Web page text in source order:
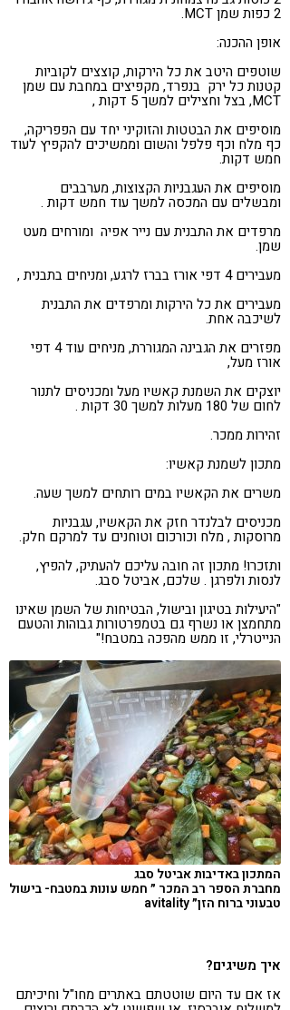
2 כפות שמן MCT
.
אופן ההכנה:
שוטפים היטב את כל הירקות, קוצצים לקוביות
קטנות כל ירק בנפרד,מקפיצים במחבת עם שמן
MCT, בצל וחצילים למשך 5 דקות
,
מוסיפים את הבטטות והזוקיני יחד עם הפפריקה,
כף מלח וכף פלפל והשום וממשיכים להקפיץ לעוד
חמש דקות.
מוסיפים את העגבניות הקצוצות, מערבבים
ומבשלים עם המכסה למשך עוד חמש דקות .
מרפדים את התבנית עם נייר אפיה ומורחים מעט
שמן.
מעבירים 4 דפי אורז בברז לרגע, ומניחים בתבנית
,
מעבירים את כל הירקות ומרפדים את התבנית
לשיכבה אחת.
מפזרים את הגבינה המגוררת, מניחים עוד 4 דפי
אורז מעל,
יוצקים את השמנת קאשיו מעל ומכניסים לתנור
לחום של 180 מעלות למשך 30 דקות
.
זהירות ממכר.
מתכון לשמנת קאשיו:
משרים את הקאשיו במים רותחים למשך שעה.
מכניסים לבלנדר חזק את הקאשיו, עגבניות
מרוסקות , מלח וכורכום וטוחנים עד למרקם חלק.
ותזכרו! מתכון זה חובה עליכם להעתיק, להפיץ,
לנסות ולפרגן . שלכם, אביטל סבג.
"היעילות בטיגון ובישול, הבטיחות של השמן שאינו
מתחמצן או נשרף גם בטמפרטורות גבוהות והטעם
הנייטרלי, זו ממש מהפכה במטבח!"
המתכון באדיבות אביטל סבג
מחברת הספר רב המכר ״ חמש עונות במטבח- בישול
טבעוני ברוח הזן״ avitality
איך משיגים?
אז אם עד היום שוטטתם באתרים מחו"ל וחיכיתם